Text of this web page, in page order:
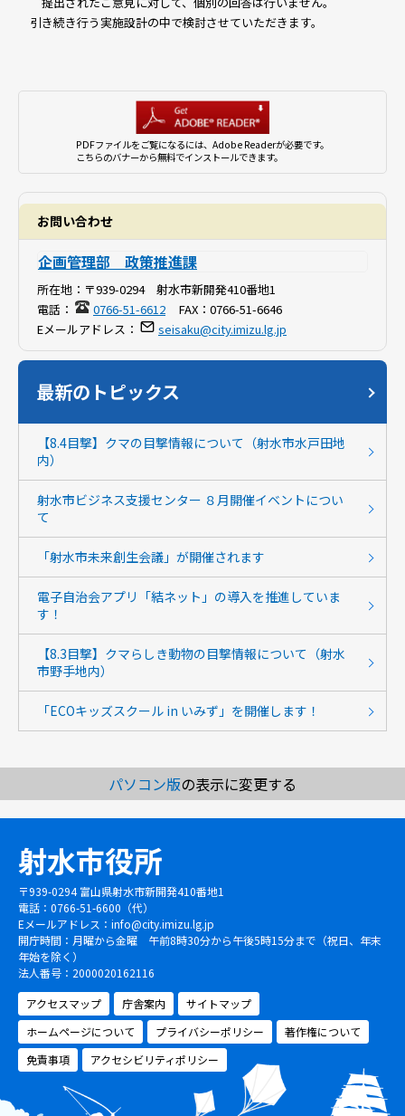
引き続き行う実施設計の中で検討させていただきます。
PDFファイルをご覧になるには、Adobe Readerが必要です。
こちらのバナーから無料でインストールできます。
お問い合わせ
企画管理部 政策推進課
所在地： 〒939-0294 射水市新開発410番地1
電話：
0766-51-6612 FAX： 0766-51-6646
Eメールアドレス：
seisaku@city.imizu.lg.jp
最新のトピックス
【8.4目撃】クマの目撃情報について（射水市水戸田地
内）
射水市ビジネス支援センター ８月開催イベントについ
て
「射水市未来創生会議」が開催されます
電子自治会アプリ「結ネット」の導入を推進していま
す！
【8.3目撃】クマらしき動物の目撃情報について（射水
市野手地内）
「ECOキッズスクール in いみず」を開催します！
パソコン版の表示に変更する
射水市役所
〒939-0294 富山県射水市新開発410番地1
電話：0766-51-6600（代）
Eメールアドレス： info@city.imizu.lg.jp
開庁時間：月曜から金曜 午前8時30分から午後5時15分まで（祝日、年末
年始を除く）
法人番号：2000020162116
アクセスマップ
庁舎案内
サイトマップ
ホームページについて
プライバシーポリシー
著作権について
免責事項
アクセシビリティポリシー